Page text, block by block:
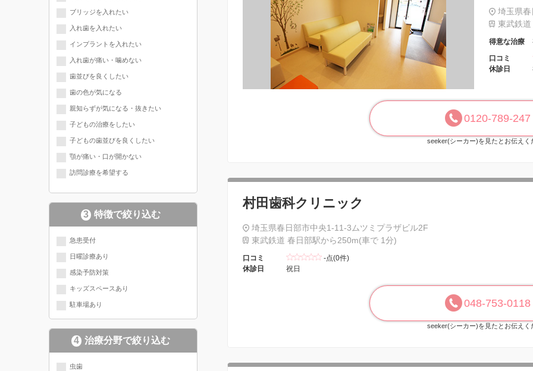
ブリッジを入れたい
入れ歯を入れたい
インプラントを入れたい
入れ歯が痛い・噛めない
歯並びを良くしたい
歯の色が気になる
親知らずが気になる・抜きたい
子どもの治療をしたい
子どもの歯並びを良くしたい
顎が痛い・口が開かない
訪問診療を希望する
3 特徴で絞り込む
急患受付
日曜診療あり
感染予防対策
キッズスペースあり
駐車場あり
4 治療分野で絞り込む
現在選択されている分野にチェッ
虫歯
埼玉県
東武鉄
得意な治療
口コミ
休診日
0120-789-247
seeker(シーカー)を見たとお伝えく
村田歯科クリニック
埼玉県春日部市中央1-11-3ムツミプラザビル2F
東武鉄道 春日部駅から250m(車で 1分)
口コミ
-点(0件)
休診日
祝日
048-753-0118
seeker(シーカー)を見たとお伝えく